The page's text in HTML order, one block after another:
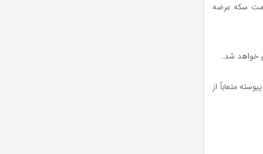
سکه عرضه
خواهد شد.
متعاباً از